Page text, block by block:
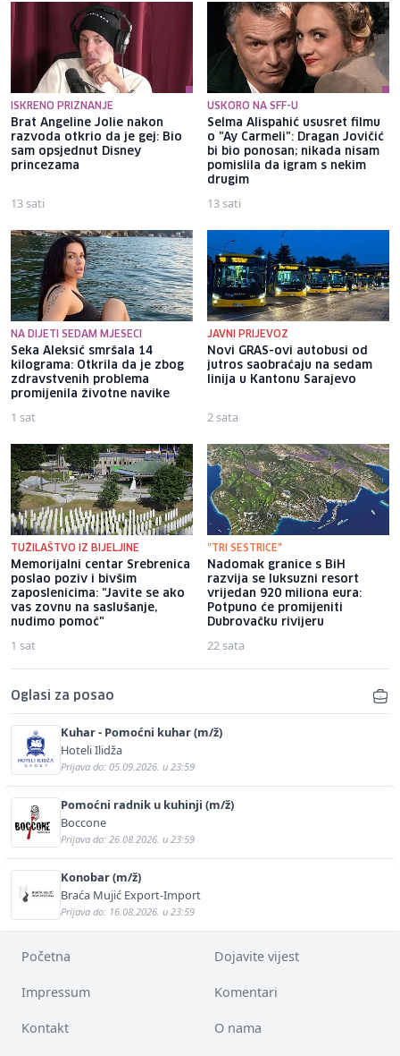
ISKRENO PRIZNANJE
Brat Angeline Jolie nakon
razvoda otkrio da je gej: Bio
sam opsjednut Disney
princezama
13 sati
USKORO NA SFF-U
Selma Alispahić ususret filmu
o "Ay Carmeli": Dragan Jovičić
bi bio ponosan; nikada nisam
pomislila da igram s nekim
drugim
13 sati
NA DIJETI SEDAM MJESECI
Seka Aleksić smršala 14
kilograma: Otkrila da je zbog
zdravstvenih problema
promijenila životne navike
1 sat
JAVNI PRIJEVOZ
Novi GRAS-ovi autobusi od
jutros saobraćaju na sedam
linija u Kantonu Sarajevo
2 sata
TUŽILAŠTVO IZ BIJELJINE
Memorijalni centar Srebrenica
poslao poziv i bivšim
zaposlenicima: "Javite se ako
vas zovnu na saslušanje,
nudimo pomoć"
1 sat
"TRI SESTRICE"
Nadomak granice s BiH
razvija se luksuzni resort
vrijedan 920 miliona eura:
Potpuno će promijeniti
Dubrovačku rivijeru
22 sata
Oglasi za posao
Kuhar - Pomoćni kuhar (m/ž)
Hoteli Ilidža
Prijava do: 05.09.2026. u 23:59
Pomoćni radnik u kuhinji (m/ž)
Boccone
Prijava do: 26.08.2026. u 23:59
Konobar (m/ž)
Braća Mujić Export-Import
Prijava do: 16.08.2026. u 23:59
Početna Dojavite vijest
Impressum Komentari
Kontakt O nama